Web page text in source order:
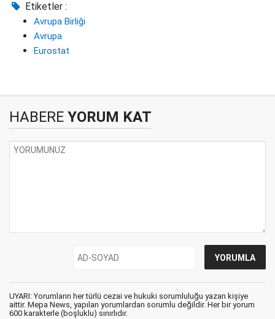
Etiketler :
Avrupa Birliği
Avrupa
Eurostat
HABERE YORUM KAT
UYARI: Yorumların her türlü cezai ve hukuki sorumluluğu yazan kişiye
aittir. Mepa News, yapılan yorumlardan sorumlu değildir. Her bir yorum
600 karakterle (boşluklu) sınırlıdır.